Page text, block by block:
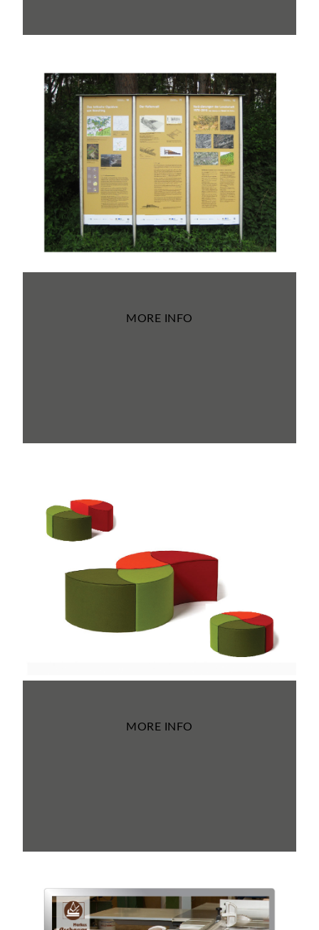
MORE INFO
MORE INFO